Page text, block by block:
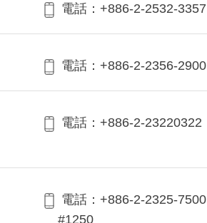
電話：+886-2-2532-3357
電話：+886-2-2356-2900
電話：+886-2-23220322
電話：+886-2-2325-7500
#1250